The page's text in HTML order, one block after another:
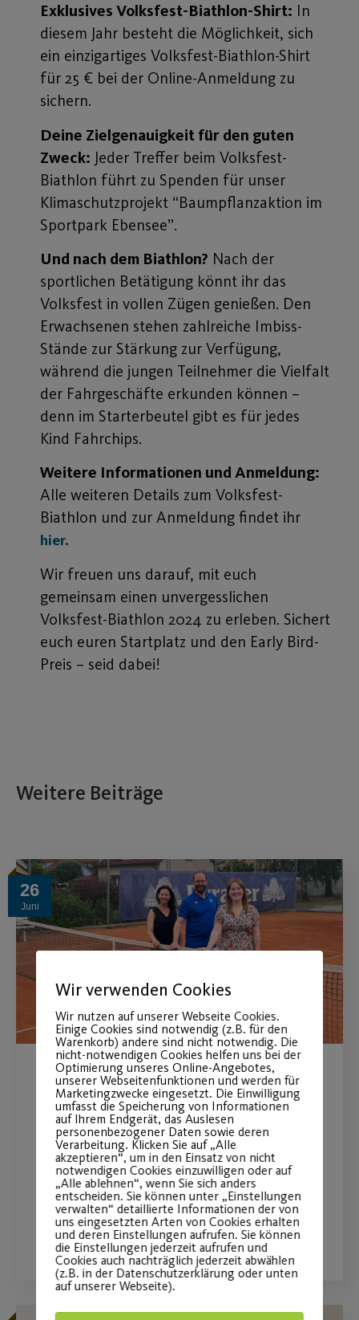
Exklusives Volksfest-Biathlon-Shirt: In
diesem Jahr besteht die Möglichkeit, sich
ein einzigartiges Volksfest-Biathlon-Shirt
für 25 € bei der Online-Anmeldung zu
sichern.
Deine Zielgenauigkeit für den guten
Zweck: Jeder Treffer beim Volksfest-
Biathlon führt zu Spenden für unser
Klimaschutzprojekt “Baumpflanzaktion im
Sportpark Ebensee”.
Und nach dem Biathlon? Nach der
sportlichen Betätigung könnt ihr das
Volksfest in vollen Zügen genießen. Den
Erwachsenen stehen zahlreiche Imbiss-
Stände zur Stärkung zur Verfügung,
während die jungen Teilnehmer die Vielfalt
der Fahrgeschäfte erkunden können –
denn im Starterbeutel gibt es für jedes
Kind Fahrchips.
Weitere Informationen und Anmeldung:
Alle weiteren Details zum Volksfest-
Biathlon und zur Anmeldung findet ihr
hier.
Wir freuen uns darauf, mit euch
gemeinsam einen unvergesslichen
Volksfest-Biathlon 2024 zu erleben. Sichert
euch euren Startplatz und den Early Bird-
Preis – seid dabei!
Weitere Beiträge
26
Juni
Pyraser verlängert
Premium-Partnerschaft
Post SV freut sich über weitere drei
Jahre Zusammenarbeit.
WEITERLESEN
Wir verwenden Cookies
Wir nutzen auf unserer Webseite Cookies.
Einige Cookies sind notwendig (z.B. für den
Warenkorb) andere sind nicht notwendig. Die
nicht-notwendigen Cookies helfen uns bei der
Optimierung unseres Online-Angebotes,
unserer Webseitenfunktionen und werden für
Marketingzwecke eingesetzt. Die Einwilligung
umfasst die Speicherung von Informationen
auf Ihrem Endgerät, das Auslesen
personenbezogener Daten sowie deren
Verarbeitung. Klicken Sie auf „Alle
akzeptieren“, um in den Einsatz von nicht
notwendigen Cookies einzuwilligen oder auf
„Alle ablehnen“, wenn Sie sich anders
entscheiden. Sie können unter „Einstellungen
verwalten“ detaillierte Informationen der von
uns eingesetzten Arten von Cookies erhalten
und deren Einstellungen aufrufen. Sie können
die Einstellungen jederzeit aufrufen und
Cookies auch nachträglich jederzeit abwählen
(z.B. in der Datenschutzerklärung oder unten
auf unserer Webseite).